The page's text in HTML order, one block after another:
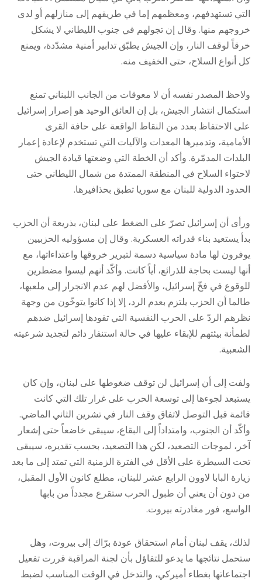
التي تستهدفهم، ومعظمهم إما في طريقهم إلى منازلهم أو لدى
خروجهم منها. وقال إن تجولهم في جنوب الليطاني لا يشكل
خرقاً لوقف النار، وإن الجيش يطبّق تدابير أمنية مشدّدة، ويمنع
كل أنواع السلاح، حتى الخفيف منه.
ولاحظ المصدر نفسه أن لا معوقات من الجانب اللبناني تمنع
استكمال انتشار الجيش، بل إن العائق الوحيد هو إصرار إسرائيل
على الاحتفاظ بعدد من النقاط الواقعة على حافة القرى
الأمامية، وتدميرها المعدات والآليات التي تستخدم لإعادة إعمار
البلدات المدمّرة. وأكد أن الخطة التي وضعتها قيادة الجيش
لاحتواء السلاح في المنطقة الممتدة من شمال الليطاني حتى
الحدود الدولية للبنان مع سوريا تطبق بحذافيرها.
ورأى أن إسرائيل تصرّ على الضغط على لبنان، بذريعة أن الحزب
بدأ يستعيد بناء قدراته العسكرية. وقال إن مسؤوليه الحزبيين
يوفرون لها مادة سياسية دسمة لتبرير خروقها واعتداءاتها، مع
أنها ليست بحاجة للذرائع، أياً كانت. وأكّد أنهم ليسوا مضطرين
للوقوع في فخّ إسرائيل، والأفضل لهم عدم الانجرار إلى ملعبها،
طالما أن الحزب يلتزم بعدم الرد، إلا إذا كانوا يتوخّون من وجهة
نظرهم الردّ على الحرب النفسية التي تقودها إسرائيل ضدهم
لطمأنة بيئتهم للإبقاء عليها في حالة استنفار دائم لتجديد شرعيته
الشعبية.
ولفت إلى أن إسرائيل لن توقف ضغوطها على لبنان، وإن كان
يستبعد لجوءها إلى توسعة الحرب على غرار تلك التي كانت
قائمة قبل التوصل لاتفاق وقف النار في تشرين الثاني الماضي.
وأكّد أن الجنوب، وامتداداً إلى البقاع، سيبقى خاضعاً حتى إشعار
آخر، لموجات التصعيد، لكن هذا التصعيد، بحسب تقديره، سيبقى
تحت السيطرة على الأقل في الفترة الزمنية التي تمتد إلى ما بعد
زيارة البابا لاوون الرابع عشر للبنان، مطلع كانون الأول المقبل،
من دون أن يعني أن طبول الحرب ستقرع مجدداً من بابها
الواسع، فور مغادرته بيروت.
لذلك، يقف لبنان أمام استحقاق عودة برّاك إلى بيروت، وهل
ستحمل نتائجها ما يدعو للتفاؤل بأن لجنة المراقبة قررت تفعيل
اجتماعاتها بغطاء أميركي، والتدخل في الوقت المناسب لضبط